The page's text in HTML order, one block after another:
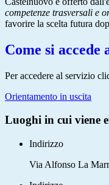
competenze trasversali e
favorire la scelta futura
Come si accede
Per accedere al servizio
Orientamento in uscita
Luoghi in cui viene
Indirizzo
Via Alfonso La